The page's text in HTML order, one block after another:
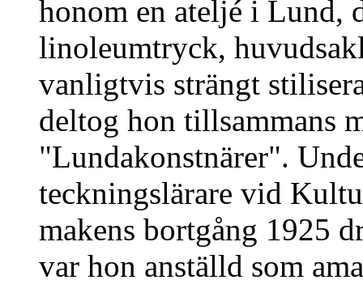
honom en ateljé i Lund,
linoleumtryck,
vanligtvis strängt
deltog hon tillsammans
"Lundakonstnärer".
teckningslärare vid
makens bortgång 1925
var hon anställd som